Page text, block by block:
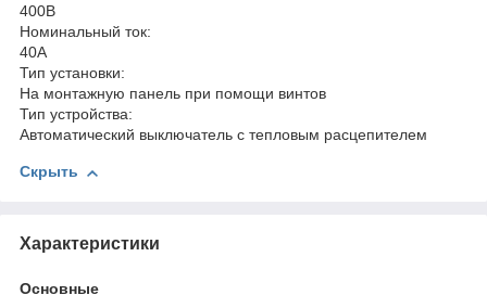
400В
Номинальный ток:
40А
Тип установки:
На монтажную панель при помощи винтов
Тип устройства:
Автоматический выключатель с тепловым расцепителем
Скрыть
Характеристики
Основные